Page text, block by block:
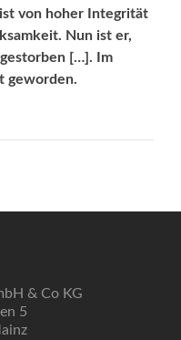
von hoher Integrität
Nun ist er,
[…]. Im
geworden.
& Co KG
5